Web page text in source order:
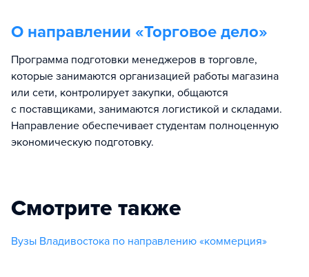
О направлении «Торговое дело»
Программа подготовки менеджеров в торговле,
которые занимаются организацией работы магазина
или сети, контролирует закупки, общаются
с поставщиками, занимаются логистикой и складами.
Направление обеспечивает студентам полноценную
экономическую подготовку.
Смотрите также
Вузы Владивостока по направлению «коммерция»